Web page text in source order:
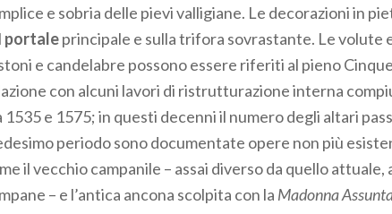
e sobria delle pievi valligiane. Le decorazioni in
portaleprincipale e sulla trifora sovrastante. Le volute
e candelabre possono essere riferiti al pieno
con alcuni lavori di ristrutturazione interna
1535 e 1575; in questi decenni il numero degli altari
periodo sono documentate opere non più
il vecchio campanile – assai diverso da quello
– e l’antica ancona scolpita con la Madonna